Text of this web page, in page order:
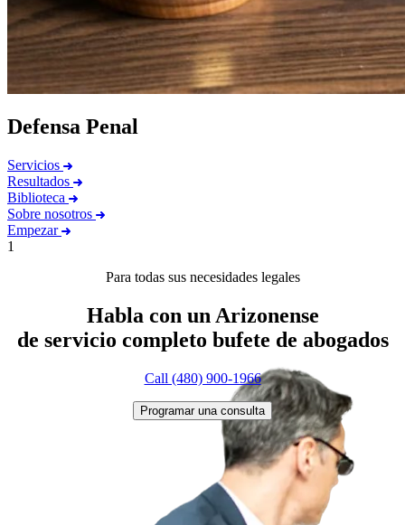
Defensa Penal
Servicios
Resultados
Biblioteca
Sobre nosotros
Empezar
1
Para todas sus necesidades legales
Habla con un Arizonense
de servicio completo bufete de abogados
Call (480) 900-1966
Programar una consulta